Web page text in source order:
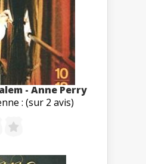
- Anne Perry
: (sur 2 avis)